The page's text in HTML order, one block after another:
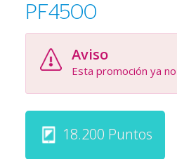
PF4500
Aviso
Esta promoción ya
18.200 Puntos